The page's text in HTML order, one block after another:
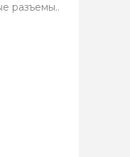
разъемы..